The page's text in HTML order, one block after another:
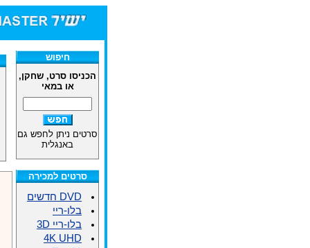
חיפוש
הכניסו סרט, שחקן,
או במאי
סרטים ניתן לחפש גם
באנגלית
סרטים למכירה
DVD חדשים
בלו-ריי
בלו-ריי 3D
4K UHD